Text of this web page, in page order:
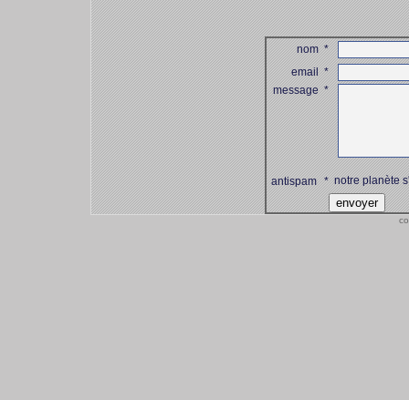
nom*
email*
message*
antispam *notre planète